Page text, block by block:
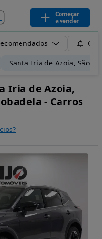
Começar
a vender
Santa Iria de Azoia, São
Iria de Azoia,
- Carros